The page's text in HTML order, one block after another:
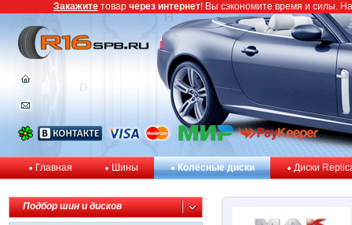
Главная Шины Колёсные диски Диски
Подбор шин и дисков
Закажите товар через интернет! Вы сэкономите время и силы.